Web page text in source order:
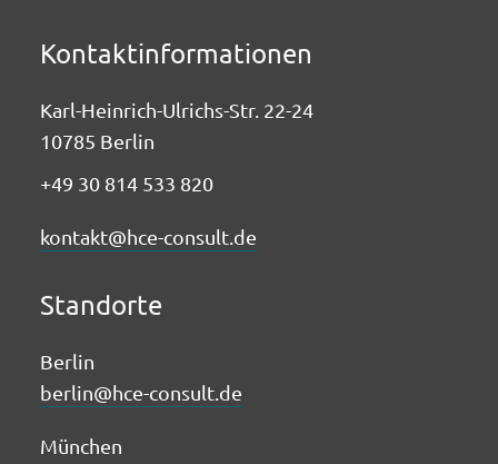
Kontaktinformationen
Karl-Heinrich-Ulrichs-Str. 22-24
10785 Berlin
+49 30 814 533 820
kontakt@hce-consult.de
Standorte
Berlin
berlin@hce-consult.de
München